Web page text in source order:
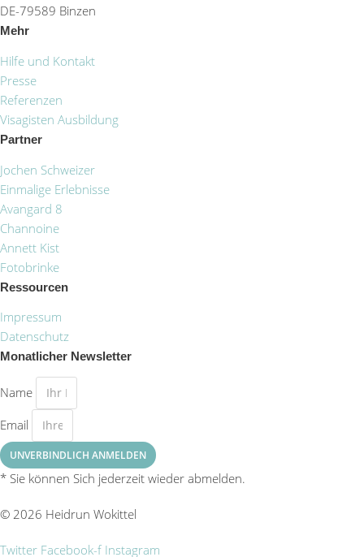
DE-79589 Binzen
Mehr
Hilfe und Kontakt
Presse
Referenzen
Visagisten Ausbildung
Partner
Jochen Schweizer
Einmalige Erlebnisse
Avangard 8
Channoine
Annett Kist
Fotobrinke
Ressourcen
Impressum
Datenschutz
Monatlicher Newsletter
Name
Email
UNVERBINDLICH ANMELDEN
* Sie können Sich jederzeit wieder abmelden.
© 2026 Heidrun Wokittel
Twitter Facebook-f Instagram